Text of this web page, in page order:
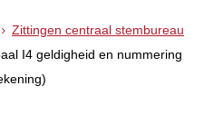
Zittingen centraal stembureau
I4 geldigheid en nummering